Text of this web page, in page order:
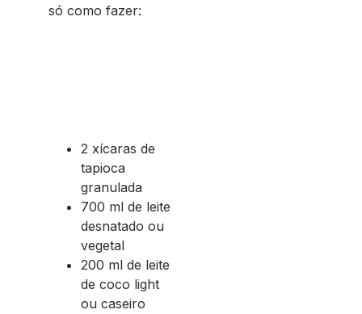
só como fazer:
2 xícaras de
tapioca
granulada
700 ml de leite
desnatado ou
vegetal
200 ml de leite
de coco light
ou caseiro